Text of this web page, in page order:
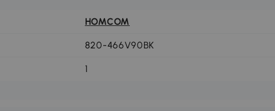
HOMCOM
820-466V90BK
1